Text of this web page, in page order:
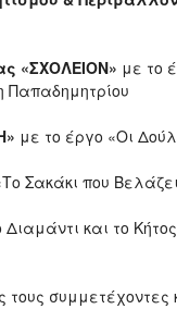
«ΣΧΟΛΕΙΟΝ» με το
με το έργο «Οι
Σακάκι που
Διαμάντι και το
συμμετέχοντες